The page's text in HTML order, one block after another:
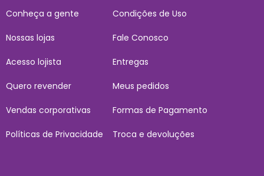
Conheça a gente
Nossas lojas
Acesso lojista
Quero revender
Vendas corporativas
Políticas de Privacidade
Condições de Uso
Fale Conosco
Entregas
Meus pedidos
Formas de Pagamento
Troca e devoluções